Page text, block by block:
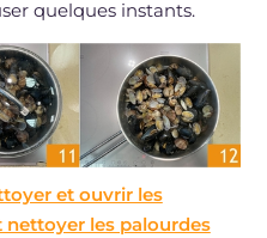
quelques instants.
et ouvrir les
les palourdes